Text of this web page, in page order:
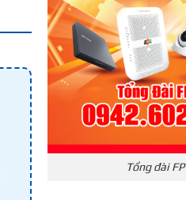
Tổng đài